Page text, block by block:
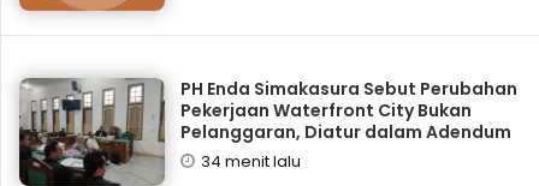
PH Enda Simakasura Sebut Perubahan
Pekerjaan Waterfront City Bukan
Pelanggaran, Diatur dalam Adendum
34 menit lalu